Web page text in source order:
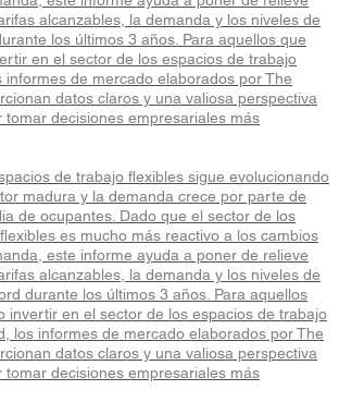
alcanzables, la demanda y los niveles de
los últimos 3 años. Para aquellos que
en el sector de los espacios de trabajo
informes de mercado elaborados por The
datos claros y una valiosa perspectiva
tomar decisiones empresariales más
de trabajo flexibles sigue evolucionando
madura y la demanda crece por parte de
de ocupantes. Dado que el sector de los
es mucho más reactivo a los cambios
este informe ayuda a poner de relieve
alcanzables, la demanda y los niveles de
durante los últimos 3 años. Para aquellos
invertir en el sector de los espacios de trabajo
los informes de mercado elaborados por The
datos claros y una valiosa perspectiva
tomar decisiones empresariales más